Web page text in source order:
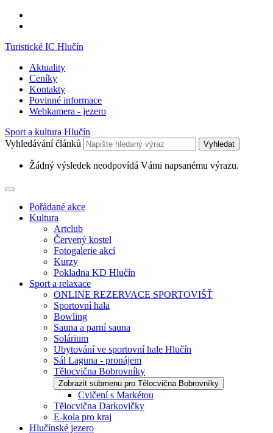
Turistické IC Hlučín
Aktuality
Ceníky
Kontakty
Povinné informace
Webkamera - jezero
Sport a kultura Hlučín
Vyhledávání článků
Vyhledat
Žádný výsledek neodpovídá Vámi napsanému výrazu.
Pořádané akce
Kultura
Artclub
Červený kostel
Fotogalerie akcí
Kurzy
Pokladna KD Hlučín
Sport a relaxace
ONLINE REZERVACE SPORTOVIŠŤ
Sportovní hala
Bowling
Sauna a parní sauna
Solárium
Ubytování ve sportovní hale Hlučín
Sál Laguna - pronájem
Tělocvična Bobrovníky
Zobrazit submenu pro Tělocvična Bobrovníky
Cvičení s Markétou
Tělocvična Darkovičky
E-kola pro kraj
Hlučínské jezero